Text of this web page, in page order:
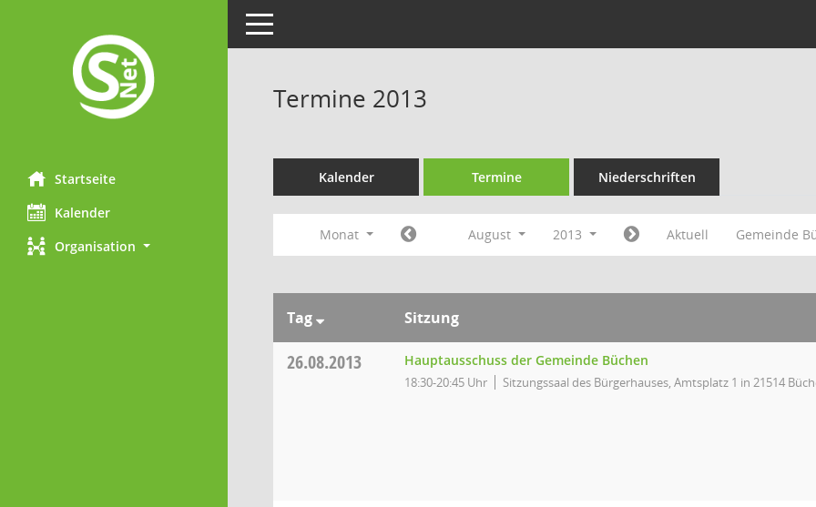
Startseite
Kalender
Organisation
Toggle navigation
Termine 2013
Kalender Termine Niederschriften
Monat August 2013 Aktuell Gemeinde
Tag Sitzung
26.08.2013 Hauptausschuss der Gemeinde Büchen
18:30-20:45 Uhr Sitzungssaal des Bürgerhauses, Amtsplatz 1 in 21514